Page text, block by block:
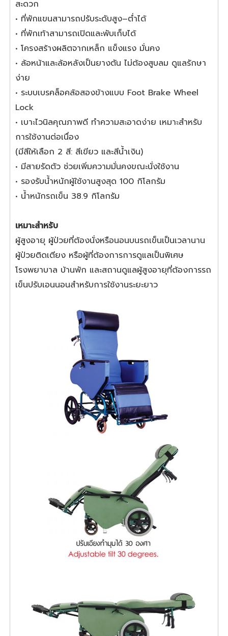
สะดวก
• ที่พักแขนสามารถปรับระดับสูง–ต่ำได้
• ที่พักเท้าสามารถเปิดและพับเก็บได้
• โครงสร้างผลิตจากเหล็ก แข็งแรง มั่นคง
• ล้อหน้าและล้อหลังเป็นยางตัน ไม่ต้องสูบลม ดูแลรักษา
ง่าย
• ระบบเบรคล็อคล้อสองข้างแบบ Foot Brake Wheel
Lock
• เบาะไวนิลคุณภาพดี ทำความสะอาดง่าย เหมาะสำหรับ
การใช้งานต่อเนื่อง
(มีสีให้เลือก 2 สี: สีเขียว และสีน้ำเงิน)
• มีสายรัดตัว ช่วยเพิ่มความมั่นคงขณะนั่งใช้งาน
• รองรับน้ำหนักผู้ใช้งานสูงสุด 100 กิโลกรัม
• น้ำหนักรถเข็น 38.9 กิโลกรัม
เหมาะสำหรับ
ผู้สูงอายุ ผู้ป่วยที่ต้องนั่งหรือนอนบนรถเข็นเป็นเวลานาน
ผู้ป่วยติดเตียง หรือผู้ที่ต้องการการดูแลเป็นพิเศษ
โรงพยาบาล บ้านพัก และสถานดูแลผู้สูงอายุที่ต้องการรถ
เข็นปรับเอนนอนสำหรับการใช้งานระยะยาว